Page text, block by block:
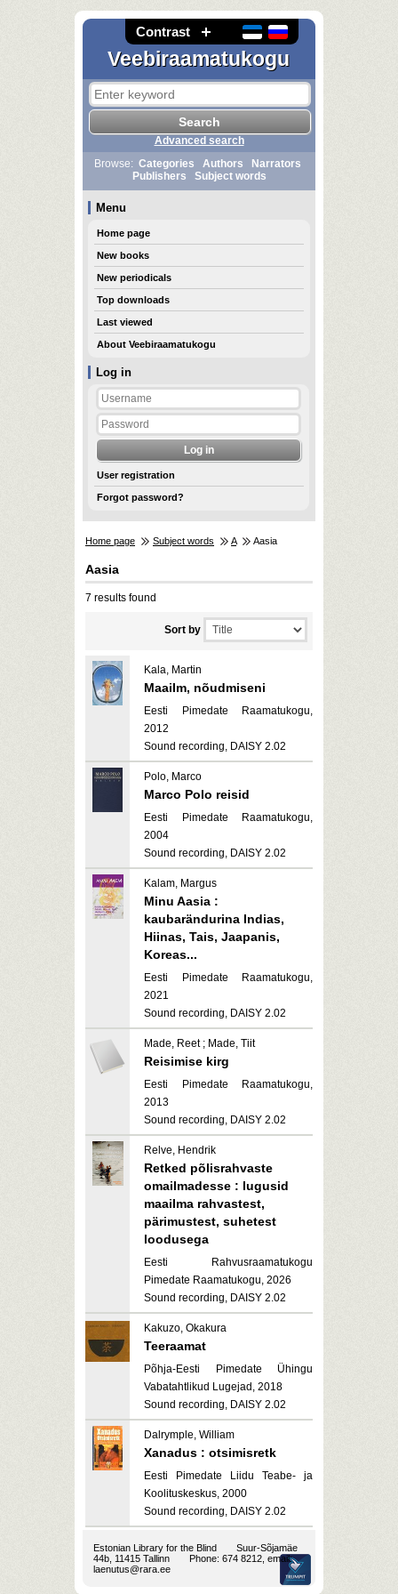
Contrast
Veebiraamatukogu
Log in
User registration
Forgot password?
Advanced search
Browse: Categories Authors
Narrators
Publishers
Subject words
Menu
Home page
New books
New periodicals
Top downloads
Last viewed
About Veebiraamatukogu
Home page Subject words A Aasia
Aasia
7 results found
Sort by
Kala, Martin
Maailm, nõudmiseni
Eesti Pimedate Raamatukogu,
2012
Sound recording, DAISY 2.02
Polo, Marco
Marco Polo reisid
Eesti Pimedate Raamatukogu,
2004
Sound recording, DAISY 2.02
Kalam, Margus
Minu Aasia :
kaubarändurina Indias,
Hiinas, Tais, Jaapanis,
Koreas...
Eesti Pimedate Raamatukogu,
2021
Sound recording, DAISY 2.02
Made, Reet ; Made, Tiit
Reisimise kirg
Eesti Pimedate Raamatukogu,
2013
Sound recording, DAISY 2.02
Relve, Hendrik
Retked põlisrahvaste
omailmadesse : lugusid
maailma rahvastest,
pärimustest, suhetest
loodusega
Eesti Rahvusraamatukogu
Pimedate Raamatukogu, 2026
Sound recording, DAISY 2.02
Kakuzo, Okakura
Teeraamat
Põhja-Eesti Pimedate Ühingu
Vabatahtlikud Lugejad, 2018
Sound recording, DAISY 2.02
Dalrymple, William
Xanadus : otsimisretk
Eesti Pimedate Liidu Teabe- ja
Koolituskeskus, 2000
Sound recording, DAISY 2.02
Estonian Library for the Blind
Suur-Sõjamäe
44b, 11415 Tallinn
Phone: 674 8212, email:
laenutus@rara.ee